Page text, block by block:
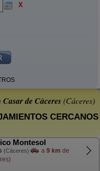
X
Casar de Cáceres(Cáceres)
CERCANOS
Montesol
(Cáceres) a 9 km de